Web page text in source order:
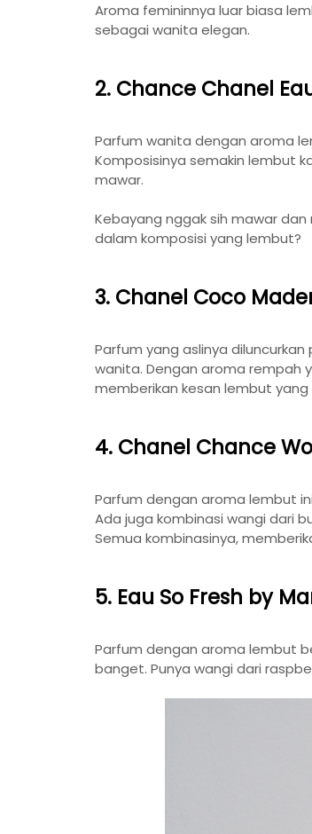
Aroma femininnya luar biasa
sebagai wanita elegan.
2. Chance Chanel
Parfum wanita dengan aroma
Komposisinya semakin lembut
mawar.
Kebayang nggak sih mawar
dalam komposisi yang lembut?
3. Chanel Coco
Parfum yang aslinya
wanita. Dengan aroma rempah
memberikan kesan lembut
4. Chanel Chance
Parfum dengan aroma lembut
Ada juga kombinasi wangi dari
Semua kombinasinya,
5. Eau So Fresh by
Parfum dengan aroma lembut
banget. Punya wangi dari